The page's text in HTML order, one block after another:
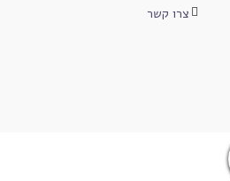
צרו קשר